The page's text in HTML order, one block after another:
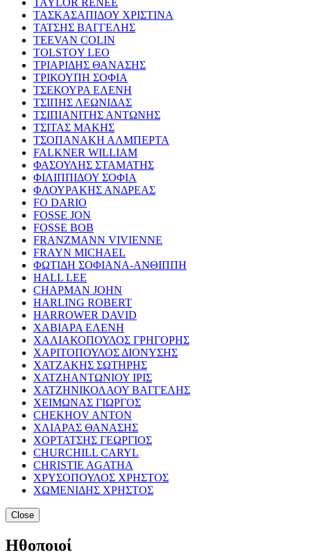
ΤΑΣΚΑΣΑΠΙΔΟΥ ΧΡΙΣΤΙΝΑ
ΤΑΤΣΗΣ ΒΑΓΓΕΛΗΣ
TEEVAN COLIN
TOLSTOY LEO
ΤΡΙΑΡΙΔΗΣ ΘΑΝΑΣΗΣ
ΤΡΙΚΟΥΠΗ ΣΟΦΙΑ
ΤΣΕΚΟΥΡΑ ΕΛΕΝΗ
ΤΣΙΠΗΣ ΛΕΩΝΙΔΑΣ
ΤΣΙΠΙΑΝΙΤΗΣ ΑΝΤΩΝΗΣ
ΤΣΙΤΑΣ ΜΑΚΗΣ
ΤΣΟΠΑΝΑΚΗ ΑΛΜΠΕΡΤΑ
FALKNER WILLIAM
ΦΑΣΟΥΛΗΣ ΣΤΑΜΑΤΗΣ
ΦΙΛΙΠΠΙΔΟΥ ΣΟΦΙΑ
ΦΛΟΥΡΑΚΗΣ ΑΝΔΡΕΑΣ
FO DARIO
FOSSE JON
FOSSE BOB
FRANZMANN VIVIENNE
FRAYN MICHAEL
ΦΩΤΙΔΗ ΣΟΦΙΑΝΑ-ΑΝΘΙΠΠΗ
HALL LEE
CHAPMAN JOHN
HARLING ROBERT
HARROWER DAVID
ΧΑΒΙΑΡΑ ΕΛΕΝΗ
ΧΑΛΙΑΚΟΠΟΥΛΟΣ ΓΡΗΓΟΡΗΣ
ΧΑΡΙΤΟΠΟΥΛΟΣ ΔΙΟΝΥΣΗΣ
ΧΑΤΖΑΚΗΣ ΣΩΤΗΡΗΣ
ΧΑΤΖΗΑΝΤΩΝΙΟΥ ΙΡΙΣ
ΧΑΤΖΗΝΙΚΟΛΑΟΥ ΒΑΓΓΕΛΗΣ
ΧΕΙΜΩΝΑΣ ΓΙΩΡΓΟΣ
CHEKHOV ANTON
ΧΛΙΑΡΑΣ ΘΑΝΑΣΗΣ
ΧΟΡΤΑΤΣΗΣ ΓΕΩΡΓΙΟΣ
CHURCHILL CARYL
CHRISTIE AGATHA
ΧΡΥΣΟΠΟΥΛΟΣ ΧΡΗΣΤΟΣ
ΧΩΜΕΝΙΔΗΣ ΧΡΗΣΤΟΣ
Close
Ηθοποιοί